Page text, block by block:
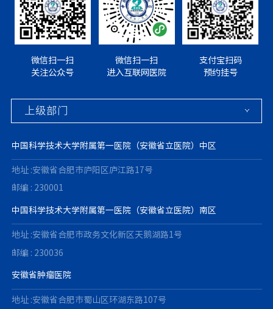
微信扫一扫
关注公众号
微信扫一扫
进入互联网医院
支付宝扫码
预约挂号
中国科学技术大学附属第一医院（安徽省立医院）中区
地址 :安徽省合肥市庐阳区庐江路17号
邮编 : 230001
中国科学技术大学附属第一医院（安徽省立医院）南区
地址 :安徽省合肥市政务文化新区天鹅湖路1号
邮编 : 230036
安徽省肿瘤医院
地址 :安徽省合肥市蜀山区环湖东路107号